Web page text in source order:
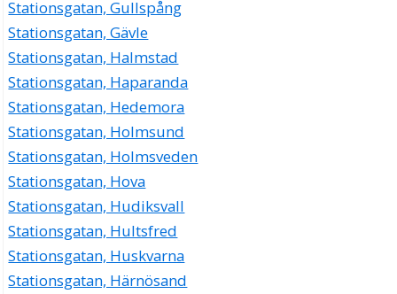
Stationsgatan, Gullspång
Stationsgatan, Gävle
Stationsgatan, Halmstad
Stationsgatan, Haparanda
Stationsgatan, Hedemora
Stationsgatan, Holmsund
Stationsgatan, Holmsveden
Stationsgatan, Hova
Stationsgatan, Hudiksvall
Stationsgatan, Hultsfred
Stationsgatan, Huskvarna
Stationsgatan, Härnösand